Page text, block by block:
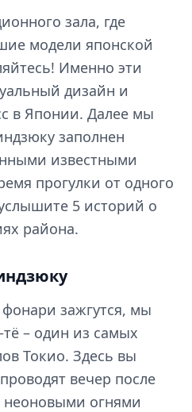
зала, где
модели японской
Именно эти
дизайн и
в Японии. Далее мы
заполнен
известными
прогулки от одного
5 историй о
района.
фонари зажгутся, мы
– один из самых
Токио. Здесь вы
вечер после
неоновыми огнями